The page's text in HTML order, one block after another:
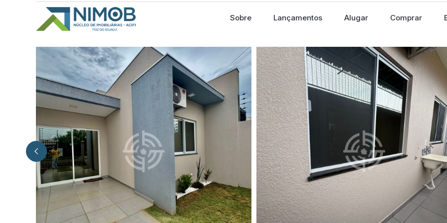
Sobre Lançamentos Alugar Comprar